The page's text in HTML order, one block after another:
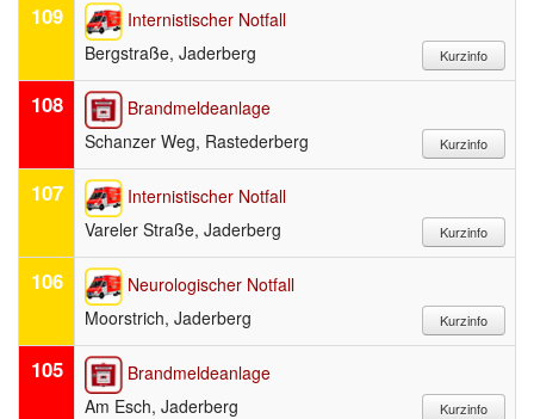
109
Internistischer Notfall
Bergstraße, Jaderberg
108
Brandmeldeanlage
Schanzer Weg, Rastederberg
107
Internistischer Notfall
Vareler Straße, Jaderberg
106
Neurologischer Notfall
Moorstrich, Jaderberg
105
Brandmeldeanlage
Am Esch, Jaderberg